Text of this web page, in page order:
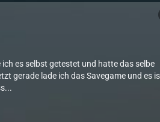
es selbst getestet und hatte das selbe
gerade lade ich das Savegame und es